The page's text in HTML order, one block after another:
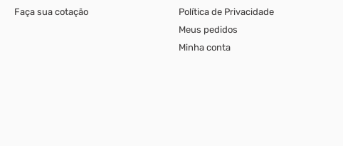
Faça sua cotação
Política de Privacidade
Meus pedidos
Minha conta